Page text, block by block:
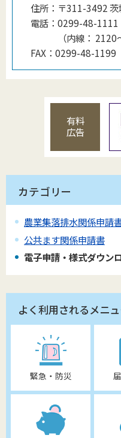
住所： 〒311-3492
電話： 0299-48-1111
（内線 ： 2120
FAX： 0299-48-1199
有料
広告
カテゴリー
農業集落排水関係申請
公共ます関係申請書
電子申請・様式ダウン
よく利用されるメニ
緊急・防災